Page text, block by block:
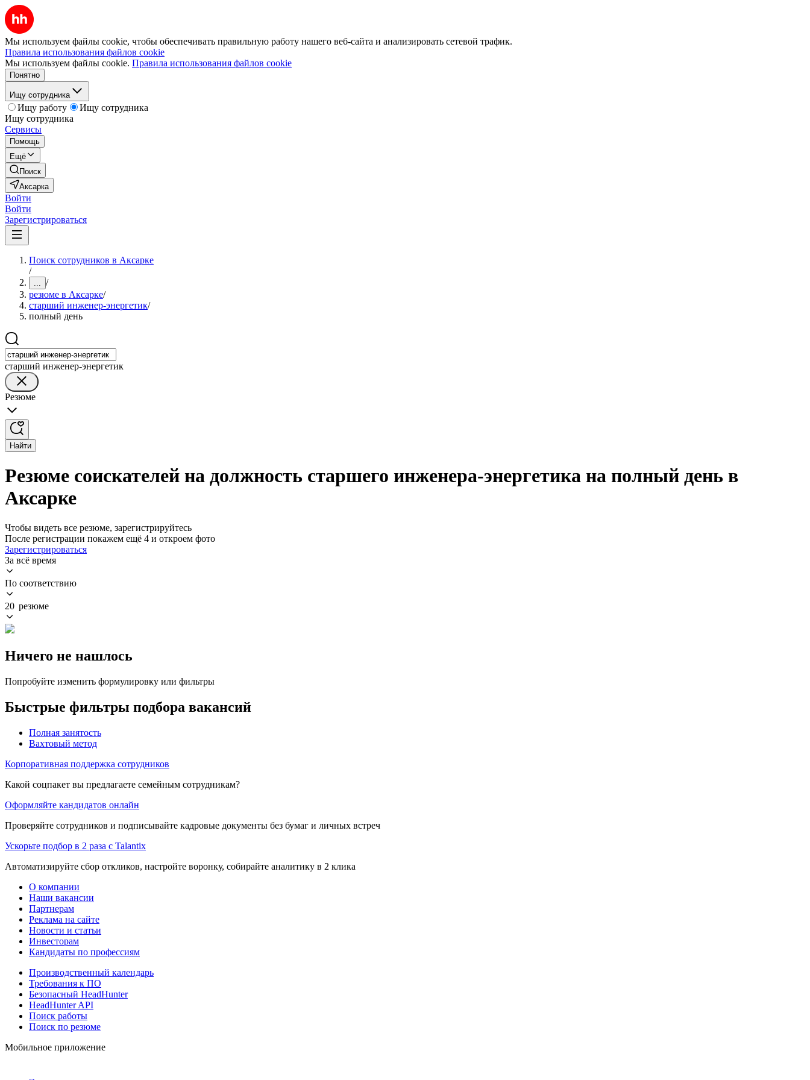
Мы используем файлы cookie, чтобы обеспечивать правильную работу нашего веб-сайта и анализировать сетевой трафик.
Правила использования файлов cookie
Мы используем файлы cookie. Правила использования файлов cookie
Понятно
Ищу сотрудника
Ищу работу
Ищу сотрудника
Ищу сотрудника
Сервисы
Помощь
Ещё
Поиск
Аксарка
Войти
Войти
Зарегистрироваться
Поиск сотрудников в Аксарке
/
... /
резюме в Аксарке/
старший инженер-энергетик/
полный день
старший инженер-энергетик
Резюме
Найти
Резюме соискателей на должность старшего инженера-энергетика на полный день в
Аксарке
Чтобы видеть все резюме, зарегистрируйтесь
После регистрации покажем ещё 4 и откроем фото
Зарегистрироваться
За всё время
По соответствию
20 резюме
Ничего не нашлось
Попробуйте изменить формулировку или фильтры
Быстрые фильтры подбора вакансий
Полная занятость
Вахтовый метод
Корпоративная поддержка сотрудников
Какой соцпакет вы предлагаете семейным сотрудникам?
Оформляйте кандидатов онлайн
Проверяйте сотрудников и подписывайте кадровые документы без бумаг и личных встреч
Ускорьте подбор в 2 раза с Talantix
Автоматизируйте сбор откликов, настройте воронку, собирайте аналитику в 2 клика
О компании
Наши вакансии
Партнерам
Реклама на сайте
Новости и статьи
Инвесторам
Кандидаты по профессиям
Производственный календарь
Требования к ПО
Безопасный HeadHunter
HeadHunter API
Поиск работы
Поиск по резюме
Мобильное приложение